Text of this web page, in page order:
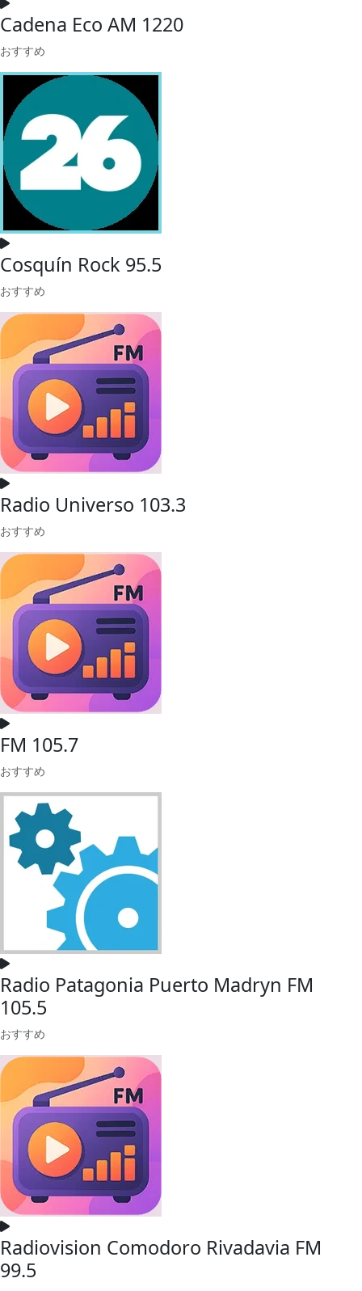
Cadena Eco AM 1220
おすすめ
Cosquín Rock 95.5
おすすめ
Radio Universo 103.3
おすすめ
FM 105.7
おすすめ
Radio Patagonia Puerto Madryn FM
105.5
おすすめ
Radiovision Comodoro Rivadavia FM
99.5